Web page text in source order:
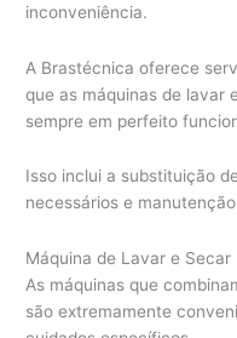
inconveniência.
A Brastécnica oferece
que as máquinas de lavar
sempre em perfeito
Isso inclui a substituição
necessários e
Máquina de Lavar e Secar
As máquinas que
são extremamente